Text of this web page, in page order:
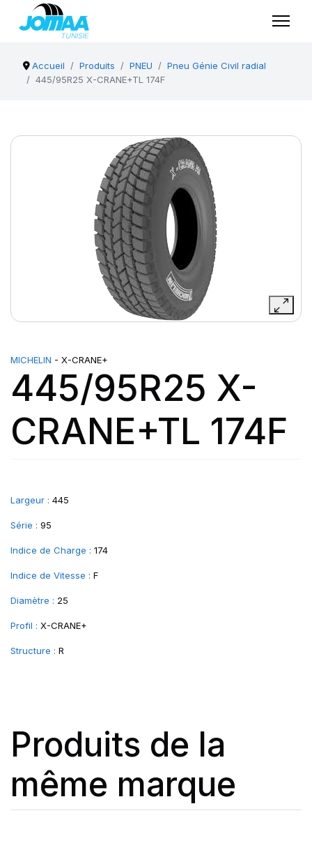
Accueil Produits PNEU
Pneu Génie Civil radial
445/95R25 X-CRANE+TL 174F
MICHELIN - X-CRANE+
445/95R25 X-
CRANE+TL 174F
Largeur : 445
Série : 95
Indice de Charge : 174
Indice de Vitesse : F
Diamètre : 25
Profil : X-CRANE+
Structure : R
Produits de la
même marque